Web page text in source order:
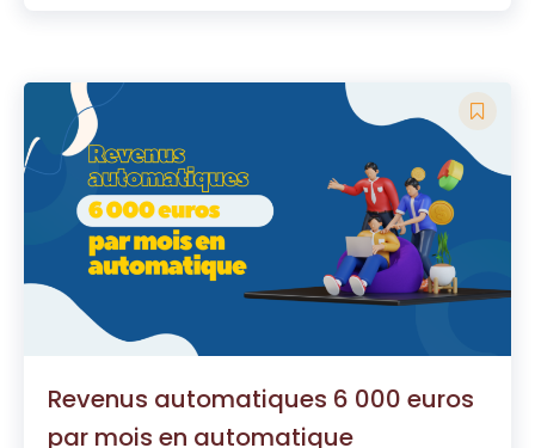
Revenus automatiques 6 000 euros
par mois en automatique